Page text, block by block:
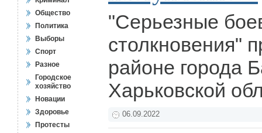
Общество
Политика
Выборы
Спорт
Разное
Городское
хозяйство
Новации
Здоровье
Протесты
"Серьезные
столкновения"
районе города
Харьковской
06.09.2022